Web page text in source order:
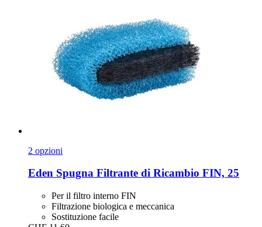
2 opzioni
Eden Spugna Filtrante di Ricambio FIN, 25
Per il filtro interno FIN
Filtrazione biologica e meccanica
Sostituzione facile